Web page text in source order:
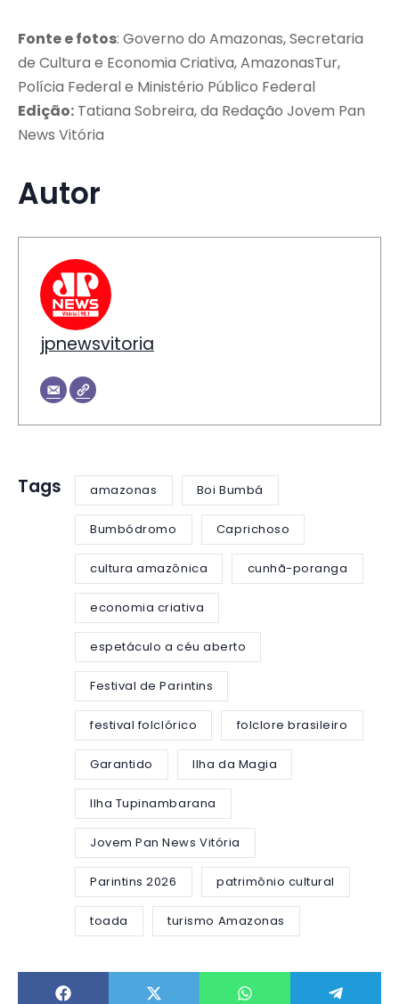
Fonte e fotos: Governo do Amazonas, Secretaria
de Cultura e Economia Criativa, AmazonasTur,
Polícia Federal e Ministério Público Federal
Edição: Tatiana Sobreira, da Redação Jovem Pan
News Vitória
Autor
jpnewsvitoria
Tags amazonas Boi Bumbá
Bumbódromo Caprichoso
cultura amazônica cunhã-poranga
economia criativa
espetáculo a céu aberto
Festival de Parintins
festival folclórico folclore brasileiro
Garantido Ilha da Magia
Ilha Tupinambarana
Jovem Pan News Vitória
Parintins 2026 patrimônio cultural
toada turismo Amazonas